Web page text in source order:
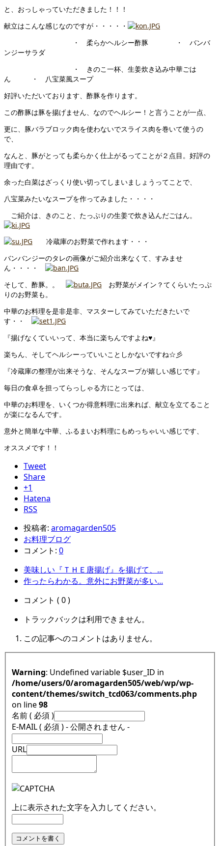
と、おっしゃっていただきました！！！
献立はこんな感じなのですが・・・・・
・ 柔らかヘルシー酢豚 ・ バンバ
ンジーサラダ
・ きのこ一杯、生姜炊き込み中華ごは
ん ・ 八宝菜風スープ
好評いただいております、酢豚を作ります。
この酢豚は豚を揚げません、なのでヘルシー！と言うことが一点、
更に、豚バラブロック肉を使わないでスライス肉を巻いて使うの
で、
なんと、豚がとっても柔らかく仕上がるってことが２点目。好評の
理由です。
余った白菜はざっくり使い切ってしまいましょうってことで、
八宝菜みたいなスープを作ってみました・・・・
ご紹介は、きのこと、たっぷりの生姜で炊き込んだごはん。
冷蔵庫のお野菜で作れます・・・
バンバンジーのタレの画像がご紹介出来なくて、すみませ
ん・・・・
そして、酢豚。。
お野菜がメイン？てくらいたっぷ
りのお野菜も。
中華のお料理を是非是非、マスターしてみていただきたいで
す・・
『揚げなくていいって、本当に楽ちんですよね♥』
楽ちん、そしてヘルシーっていいことしかないですね☆彡
『冷蔵庫の整理が出来そうな、そんなスープが嬉しい感じです』
毎日の食卓を担ってらっしゃる方にとっては、
中華のお料理を、いくつか得意料理に出来れば、献立を立てること
が楽になるんです。
意外と簡単な中華、ふるまいお料理にもめっちゃいい感じです、
オススメです！！
Tweet
Share
+1
Hatena
RSS
投稿者: aromagarden505
お料理ブログ
コメント: 0
美味しい『ＴＨＥ唐揚げ』を揚げて、...
作ったらわかる。意外にお野菜が多い...
コメント ( 0 )
トラックバックは利用できません。
この記事へのコメントはありません。
Warning : Undefined variable $user_ID in
/home/users/0/aromagarden505/web/wp/wp-
content/themes/switch_tcd063/comments.php
on line98
名前 ( 必須 )
E-MAIL ( 必須 ) - 公開されません -
URL
上に表示された文字を入力してください。